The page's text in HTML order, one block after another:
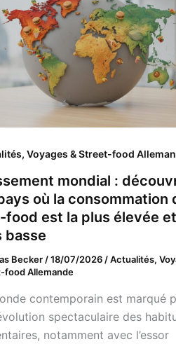
Voyages & Street-food
mondial :
où la consommation
food est la plus élevée
basse
Becker /18/07/2026 /Actualités,
food Allemande
contemporain est marqué
spectaculaire des
notamment avec l’essor